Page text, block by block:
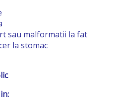
sau malformatii la fat
la stomac